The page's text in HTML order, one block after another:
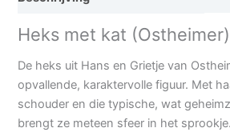
Heks met kat (Ostheimer)
De heks uit Hans en Grietje van
opvallende, karaktervolle figuur. Met
schouder en die typische, wat
brengt ze meteen sfeer in het